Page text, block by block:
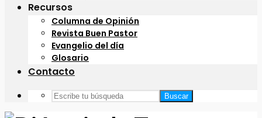
Recursos
Columna de Opinión
Revista Buen Pastor
Evangelio del día
Glosario
Contacto
Buscar